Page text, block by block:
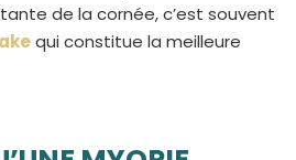
de la cornée, c’est souvent
qui constitue la meilleure